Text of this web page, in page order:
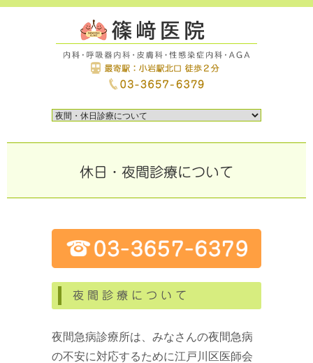
休日・夜間診療について
夜間診療について
夜間急病診療所は、みなさんの夜間急病
の不安に対応するために江戸川区医師会